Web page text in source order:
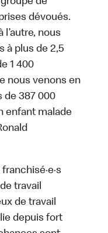
dévoués.
l’autre, nous
à plus de 2,5
1 400
nous venons en
de 387 000
enfant malade
travail
de travail
depuis fort